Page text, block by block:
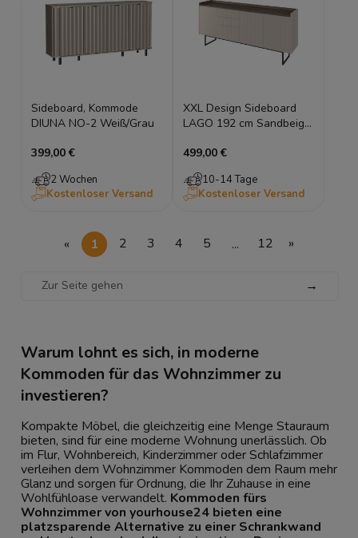
Sideboard, Kommode
DIUNA NO-2 Weiß/Grau
399,00 €
2 Wochen
Kostenloser Versand
XXL Design Sideboard
LAGO 192 cm Sandbeige
499,00 €
10-14 Tage
Kostenloser Versand
→
« 1 2 3 4 5 ... 12 »
Warum lohnt es sich, in moderne
Kommoden für das Wohnzimmer zu
investieren?
Kompakte Möbel, die gleichzeitig eine Menge Stauraum
bieten, sind für eine moderne Wohnung unerlässlich. Ob
im Flur, Wohnbereich, Kinderzimmer oder Schlafzimmer
verleihen dem Wohnzimmer Kommoden dem Raum mehr
Glanz und sorgen für Ordnung, die Ihr Zuhause in eine
Wohlfühloase verwandelt. Kommoden fürs
Wohnzimmer von yourhouse24 bieten eine
platzsparende Alternative zu einer Schrankwand